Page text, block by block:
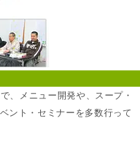
、メニュー開発や、スープ・
ント・セミナーを多数行って